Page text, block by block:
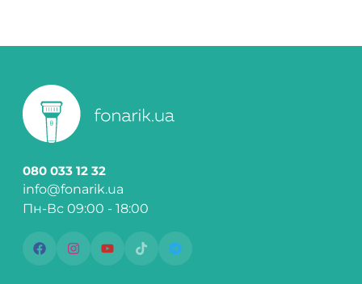
080 033 12 32
info@fonarik.ua
Пн-Вс 09:00 - 18:00